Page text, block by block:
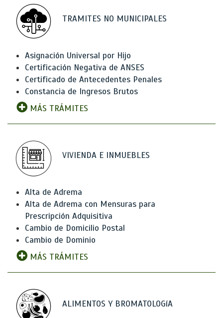
TRAMITES NO MUNICIPALES
Asignación Universal por Hijo
Certificación Negativa de ANSES
Certificado de Antecedentes Penales
Constancia de Ingresos Brutos
MÁS TRÁMITES
VIVIENDA E INMUEBLES
Alta de Adrema
Alta de Adrema con Mensuras para
Prescripción Adquisitiva
Cambio de Domicilio Postal
Cambio de Dominio
MÁS TRÁMITES
ALIMENTOS Y BROMATOLOGíA